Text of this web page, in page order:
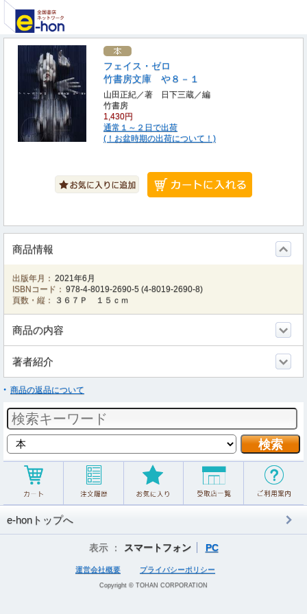
フェイス・ゼロ
竹書房文庫 や８－１
山田正紀／著 日下三蔵／編
竹書房
1,430円
通常１～２日で出荷
(！お盆時期の出荷について！)
商品情報
出版年月： 2021年6月
ISBNコード： 978-4-8019-2690-5 (4-8019-2690-8)
頁数・縦：
３６７Ｐ １５ｃｍ
商品の内容
著者紹介
商品の返品について
e-honトップへ
表示 ： スマートフォン PC
運営会社概要 プライバシーポリシー
Copyright © TOHAN CORPORATION